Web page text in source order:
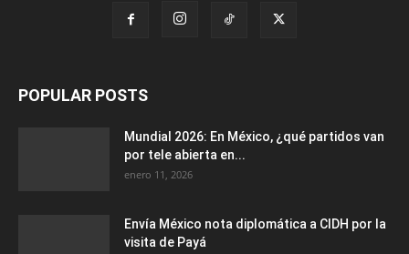
POPULAR POSTS
Mundial 2026: En México, ¿qué partidos van
por tele abierta en...
enero 11, 2026
Envía México nota diplomática a CIDH por la
visita de Payá